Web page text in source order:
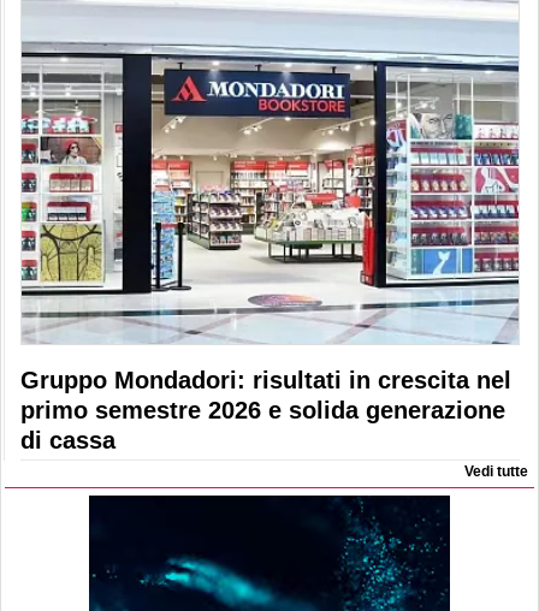
Gruppo Mondadori: risultati in crescita nel
primo semestre 2026 e solida generazione
di cassa
Vedi tutte